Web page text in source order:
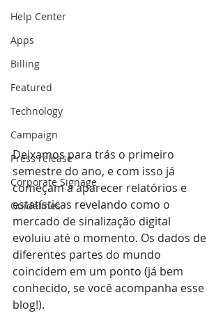
Help Center
Apps
Billing
Featured
Technology
Campaign
Press release
Corporate Signage
Guidelines
Deixamos para trás o primeiro
semestre do ano, e com isso já
começam a aparecer relatórios e
estatísticas revelando como o
mercado de sinalização digital
evoluiu até o momento. Os dados de
diferentes partes do mundo
coincidem em um ponto (já bem
conhecido, se você acompanha esse
blog!).